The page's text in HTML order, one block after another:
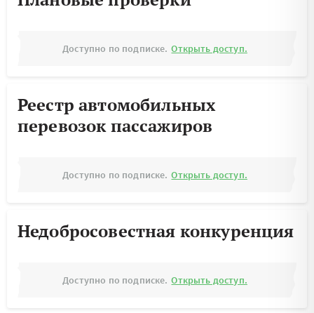
Доступно по подписке. Открыть доступ.
Реестр автомобильных
перевозок пассажиров
Доступно по подписке. Открыть доступ.
Недобросовестная конкуренция
Доступно по подписке. Открыть доступ.